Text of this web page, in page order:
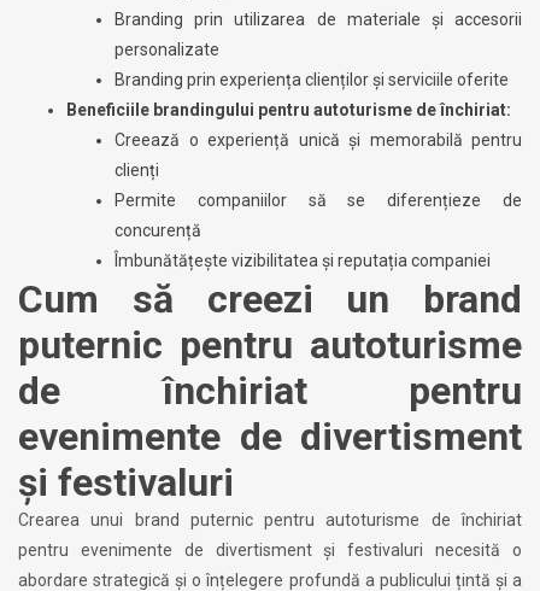
Branding prin utilizarea de materiale și accesorii
personalizate
Branding prin experiența clienților și serviciile oferite
Beneficiile brandingului pentru autoturisme de închiriat:
Creează o experiență unică și memorabilă pentru
clienți
Permite companiilor să se diferențieze de
concurență
Îmbunătățește vizibilitatea și reputația companiei
Cum să creezi un brand
puternic pentru autoturisme
de închiriat pentru
evenimente de divertisment
și festivaluri
Crearea unui brand puternic pentru autoturisme de închiriat
pentru evenimente de divertisment și festivaluri necesită o
abordare strategică și o înțelegere profundă a publicului țintă și a